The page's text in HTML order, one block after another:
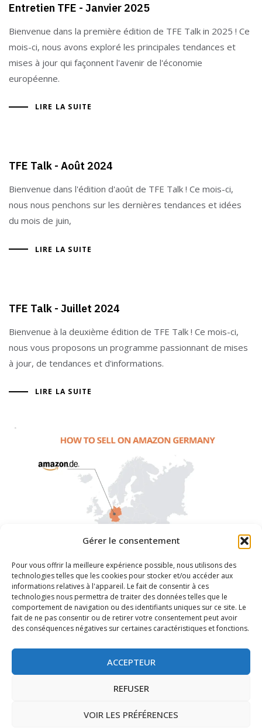
Gérer le consentement
Pour vous offrir la meilleure expérience possible, nous utilisons des
technologies telles que les cookies pour stocker et/ou accéder aux
informations relatives à l'appareil. Le fait de consentir à ces
technologies nous permettra de traiter des données telles que le
comportement de navigation ou des identifiants uniques sur ce site. Le
fait de ne pas consentir ou de retirer votre consentement peut avoir
des conséquences négatives sur certaines caractéristiques et fonctions.
ACCEPTEUR
REFUSER
VOIR LES PRÉFÉRENCES
Entretien TFE - Janvier 2025
Bienvenue dans la première édition de TFE Talk in 2025 ! Ce
mois-ci, nous avons exploré les principales tendances et
mises à jour qui façonnent l'avenir de l'économie
européenne.
LIRE LA SUITE
TFE Talk - Août 2024
Bienvenue dans l'édition d'août de TFE Talk ! Ce mois-ci,
nous nous penchons sur les dernières tendances et idées
du mois de juin,
LIRE LA SUITE
TFE Talk - Juillet 2024
Bienvenue à la deuxième édition de TFE Talk ! Ce mois-ci,
nous vous proposons un programme passionnant de mises
à jour, de tendances et d'informations.
LIRE LA SUITE
Comment vendre sur Amazon Allemagne : Un
guide complet
Introduction Amazon DE, la deuxième plus grande place de
inégalées aux vendeurs qui cherchent à se développer en
Europe.
Ce site web utilise des cookies fonctionnels
web.
ACCEPTEUR